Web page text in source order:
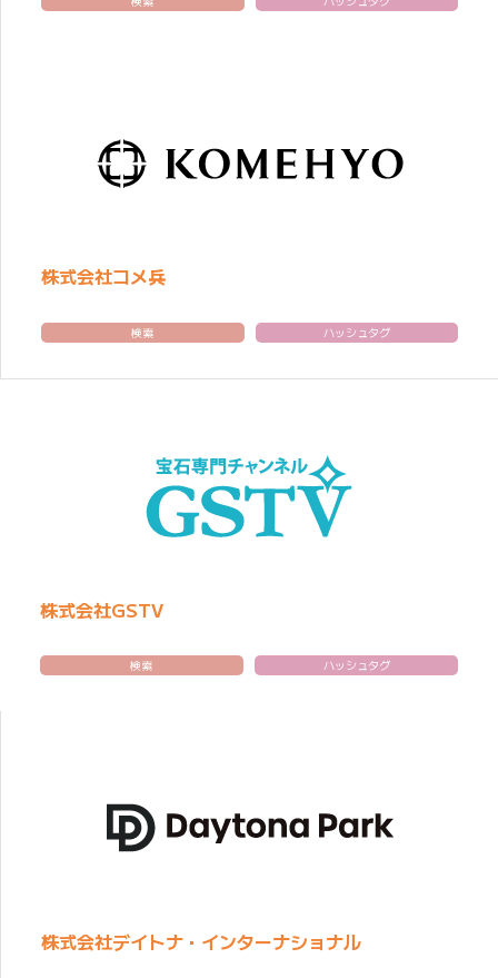
株式会社コメ兵
検索 ハッシュタグ
株式会社GSTV
検索 ハッシュタグ
株式会社デイトナ・インターナショナル